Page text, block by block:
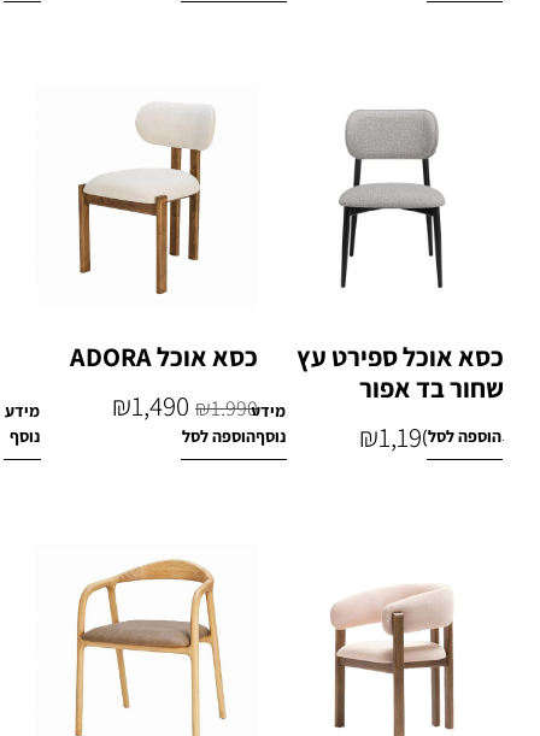
כסא אוכל ספירט עץ
שחור בד אפור
₪1,490
₪1,190הוספה לסל
מידע
נוסף
כסא אוכל ADORA
₪1,990
₪1,490
הוספה לסל
מידע
נוסף